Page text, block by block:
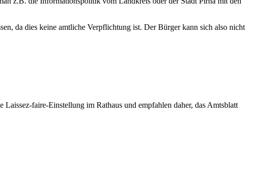
da dies keine amtliche Verpflichtung ist. Der Bürger kann sich also nicht
faire-Einstellung im Rathaus und empfahlen daher, das Amtsblatt